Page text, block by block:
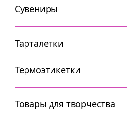
Сувениры
Тарталетки
Термоэтикетки
Товары для творчества